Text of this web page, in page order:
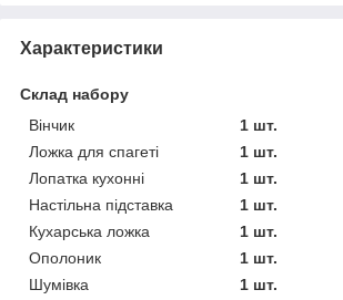
Характеристики
Склад набору
Вінчик
1 шт.
Ложка для спагеті
1 шт.
Лопатка кухонні
1 шт.
Настільна підставка
1 шт.
Кухарська ложка
1 шт.
Ополоник
1 шт.
Шумівка
1 шт.